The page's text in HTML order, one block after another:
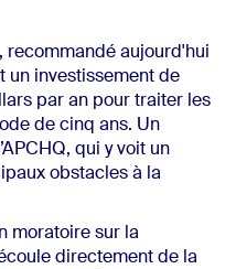
recommandé aujourd'hui
un investissement de
par an pour traiter les
de cinq ans. Un
qui y voit un
obstacles à la
moratoire sur la
directement de la